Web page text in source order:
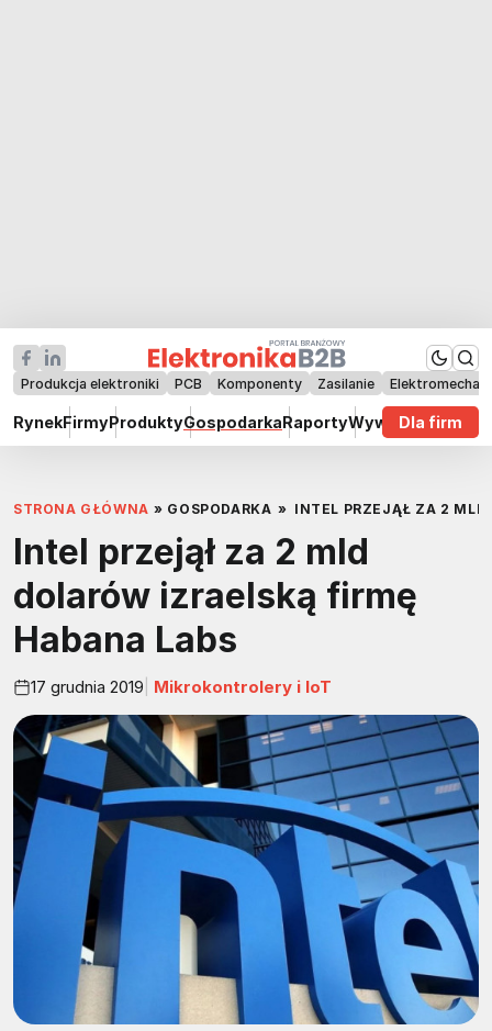
Produkcja elektroniki PCB Komponenty Zasilanie
RynekFirmyProduktyGospodarkaRaportyWywiadyDla firm
STRONA GŁÓWNA » GOSPODARKA » INTEL PRZEJĄŁ ZA 2 MLD
Intel przejął za 2 mld
dolarów izraelską firmę
Habana Labs
17 grudnia 2019 Mikrokontrolery i IoT